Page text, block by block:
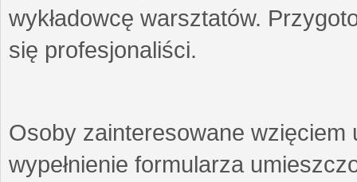
wykładowcę warsztatów.
się profesjonaliści.
Osoby zainteresowane wzięciem
wypełnienie formularza